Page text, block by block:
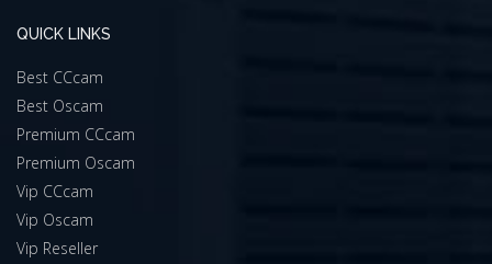
QUICK LINKS
Best CCcam
Best Oscam
Premium CCcam
Premium Oscam
Vip CCcam
Vip Oscam
Vip Reseller